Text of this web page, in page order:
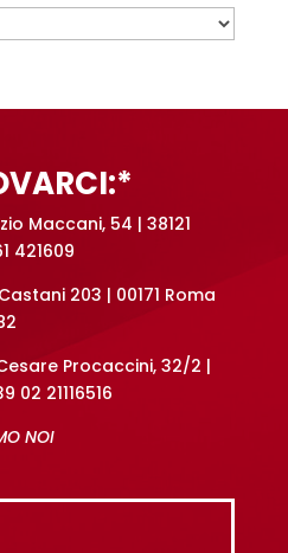
Maccani, 54 | 38121
421609
203 | 00171 Roma
Procaccini, 32/2 |
02 21116516
NOI